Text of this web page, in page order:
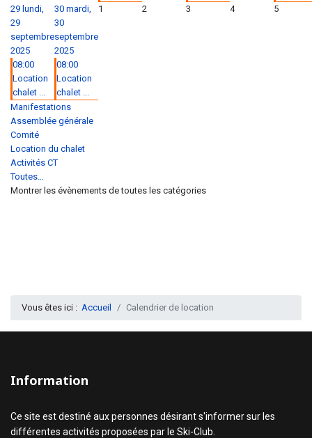
29 lundi,
29
septembre
2025
08:00
Location
chalet ...
30 mardi,
30
septembre
2025
08:00
Location
chalet ...
1 2 3 4 5
Manifestations
Assemblée générale
Comité
Location du chalet
Activités CT
Toutes…
Montrer les évènements de toutes les catégories
Vous êtes ici : Accueil Calendrier de location
Information
Ce site est destiné aux personnes désirant s'informer sur les
différentes activités proposées par le Ski-Club.